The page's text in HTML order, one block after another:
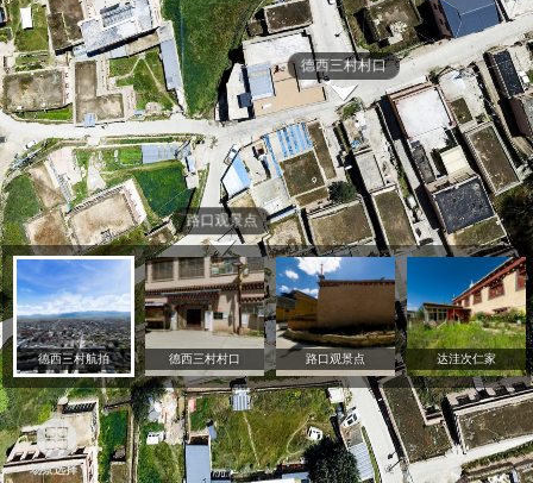
德西三村航拍 德西三村村口 路口观景点 达洼次仁家
场景选择